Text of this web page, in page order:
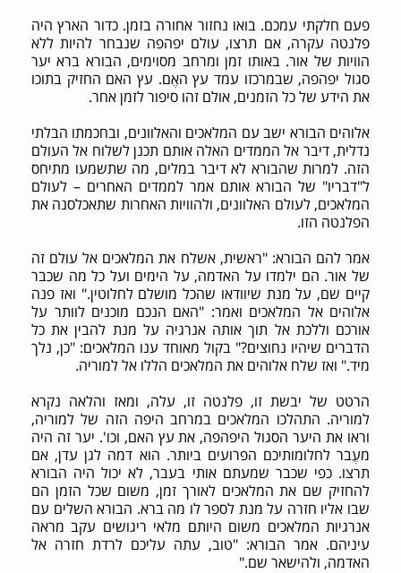
פעם חלקתי עמכם. בואו נחזור אחורה בזמן. כדור הארץ היה
פלנטה עקרה, אם תרצו, עולם יפהפה שנבחר להיות ללא
הוויות של אור. באותו זמן ומרחב מסוימים, הבורא ברא יער
סגול יפהפה, שבמרכזו עמד עץ האֶם. עץ האם החזיק בתוכו
את הידע של כל הזמנים, אולם זהו סיפור לזמן אחר.
אלוהים הבורא ישב עם המלאכים והאלוונים, ובחכמתו הבלתי
נדלית, דיבר אל הממדים האלה אותם תכנן לשלוח אל העולם
הזה. למרות שהבורא לא דיבר במלים, מה שתשמעו מתיחס
ל"דבריו" של הבורא אותם אמר לממדים האחרים – לעולם
המלאכים, לעולם האלוונים, ולהוויות האחרות שתאכלסנה את
הפלנטה הזו.
אמר להם הבורא: "ראשית, אשלח את המלאכים אל עולם זה
של אור. הם ילמדו על האדמה, על הימים ועל כל מה שכבר
קיים שם, על מנת שיוודאו שהכל מושלם לחלוטין." ואז פנה
אלוהים אל המלאכים ואמר: "האם הנכם מוכנים לוותר על
אורכם וללכת אל תוך אותה אנרגיה על מנת להבין את כל
הדברים שיהיו נחוצים?" בקול מאוחד ענו המלאכים: "כן, נלך
מיד." ואז שלח אלוהים את המלאכים הללו אל למוריה.
הרטט של יבשת זו, פלנטה זו, עלה, ומאז והלאה נקרא
למוריה. התהלכו המלאכים במרחב היפה הזה של למוריה,
וראו את היער הסגול היפהפה, את עץ האם, וכו'. יער זה היה
מעֶבר לחלומותיכם הפרועים ביותר. הוא דמה לגן עדן, אם
תרצו. כפי שכבר שמעתם אותי בעבר, לא יכול היה הבורא
להחזיק שם את המלאכים לאורך זמן, משום שכל הזמן הם
שבו אליו חזרה על מנת לספר לו מה ברא. הבורא השלים עם
אנרגיות המלאכים משום היותם מלאי ריגושים עקב מראה
עיניהם. אמר הבורא: "טוב, עתה עליכם לרדת חזרה אל
האדמה, ולהישאר שם."